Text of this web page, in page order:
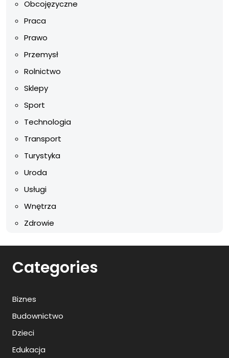
Obcojęzyczne
Praca
Prawo
Przemysł
Rolnictwo
Sklepy
Sport
Technologia
Transport
Turystyka
Uroda
Usługi
Wnętrza
Zdrowie
Categories
Biznes
Budownictwo
Dzieci
Edukacja